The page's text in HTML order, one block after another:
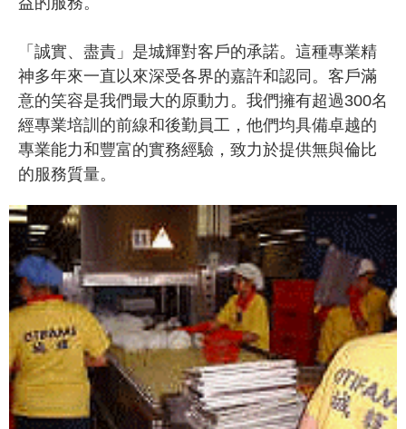
「誠實、盡責」是城輝對客戶的承諾。這種專業精
神多年來一直以來深受各界的嘉許和認同。客戶滿
意的笑容是我們最大的原動力。我們擁有超過300名
經專業培訓的前線和後勤員工，他們均具備卓越的
專業能力和豐富的實務經驗，致力於提供無與倫比
的服務質量。